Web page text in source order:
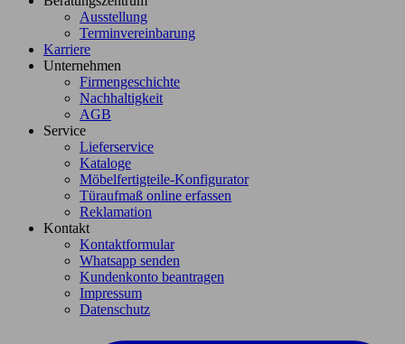
Ausstellung
Terminvereinbarung
Karriere
Unternehmen
Firmengeschichte
Nachhaltigkeit
AGB
Service
Lieferservice
Kataloge
Möbelfertigteile-Konfigurator
Türaufmaß online erfassen
Reklamation
Kontakt
Kontaktformular
Whatsapp senden
Kundenkonto beantragen
Impressum
Datenschutz